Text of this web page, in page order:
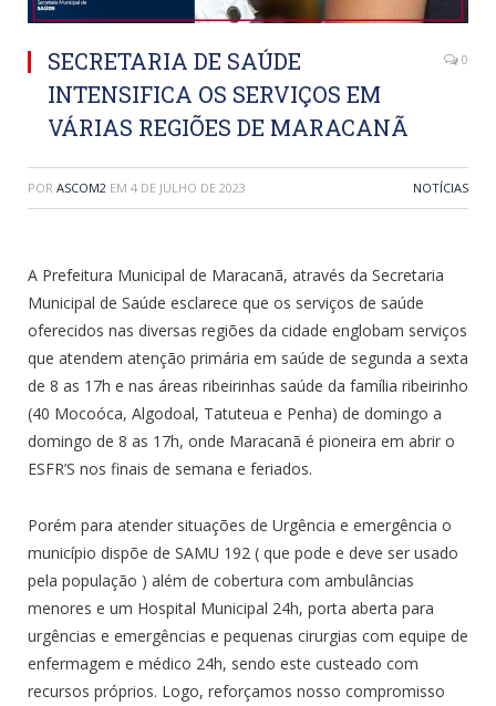
SECRETARIA DE SAÚDE
INTENSIFICA OS SERVIÇOS EM
VÁRIAS REGIÕES DE MARACANÃ
0
POR ASCOM2 EM 4 DE JULHO DE 2023 NOTÍCIAS
A Prefeitura Municipal de Maracanã, através da Secretaria
Municipal de Saúde esclarece que os serviços de saúde
oferecidos nas diversas regiões da cidade englobam serviços
que atendem atenção primária em saúde de segunda a sexta
de 8 as 17h e nas áreas ribeirinhas saúde da família ribeirinho
(40 Mocoóca, Algodoal, Tatuteua e Penha) de domingo a
domingo de 8 as 17h, onde Maracanã é pioneira em abrir o
ESFR’S nos finais de semana e feriados.
Porém para atender situações de Urgência e emergência o
município dispõe de SAMU 192 ( que pode e deve ser usado
pela população ) além de cobertura com ambulâncias
menores e um Hospital Municipal 24h, porta aberta para
urgências e emergências e pequenas cirurgias com equipe de
enfermagem e médico 24h, sendo este custeado com
recursos próprios. Logo, reforçamos nosso compromisso